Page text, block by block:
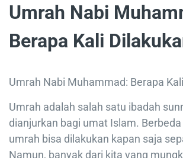
Umrah Nabi
Berapa Kali
Umrah Nabi Muhammad: Berapa
Umrah adalah salah satu ibadah
dianjurkan bagi umat Islam.
umrah bisa dilakukan kapan saja
Namun, banyak dari kita yang